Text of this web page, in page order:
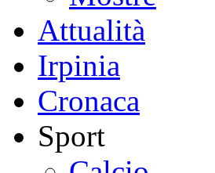
Attualità
Irpinia
Cronaca
Sport